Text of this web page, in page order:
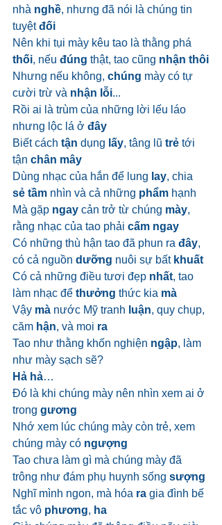
nhà nghề, nhưng đã nói là chúng tin
tuyệt đối
Nên khi tụi mày kêu tao là thằng phá
thối, nếu đúng thật, tao cũng nhận thôi
Nhưng nếu không, chúng mày có tự
cười trừ và nhận lỗi...
Rồi ai là trùm của những lời lếu láo
nhưng lộc lá ở đây
Biết cách tận dụng lấy, tâng lũ trẻ tới
tận chân mây
Dùng nhạc của hắn để lung lay, chia
sẻ tầm nhìn và cả những phẩm hạnh
Mà gặp ngay cản trở từ chúng mày,
rằng nhạc của tao phải cấm ngay
Có những thù hận tao đã phun ra đây,
có cả nguồn dưỡng nuôi sự bất khuất
Có cả những điều tươi đẹp nhất, tao
làm nhạc để thưởng thức kia mà
Vậy mà nước Mỹ tranh luận, quy chụp,
căm hận, và moi ra
Tao như thằng khốn nghiện ngập, làm
như mày sạch sẽ?
Hả hả…
Đó là khi chúng mày nên nhìn xem ai ở
trong gương
Nhớ xem lúc chúng mày còn trẻ, xem
chúng mày có ngượng
Tao chưa làm gì mà chúng mày đã
trông như đám phụ huynh sống sượng
Nghĩ mình ngon, mà hóa ra gia đình bế
tắc vô phương, ha